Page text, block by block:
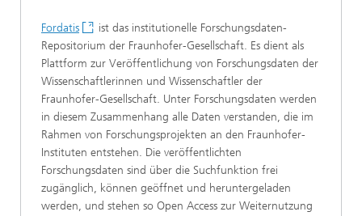
Fordatis
ist das institutionelle Forschungsdaten-
Repositorium der Fraunhofer-Gesellschaft. Es dient als
Plattform zur Veröffentlichung von Forschungsdaten der
Wissenschaftlerinnen und Wissenschaftler der
Fraunhofer-Gesellschaft. Unter Forschungsdaten werden
in diesem Zusammenhang alle Daten verstanden, die im
Rahmen von Forschungsprojekten an den Fraunhofer-
Instituten entstehen. Die veröffentlichten
Forschungsdaten sind über die Suchfunktion frei
zugänglich, können geöffnet und heruntergeladen
werden, und stehen so Open Access zur Weiternutzung